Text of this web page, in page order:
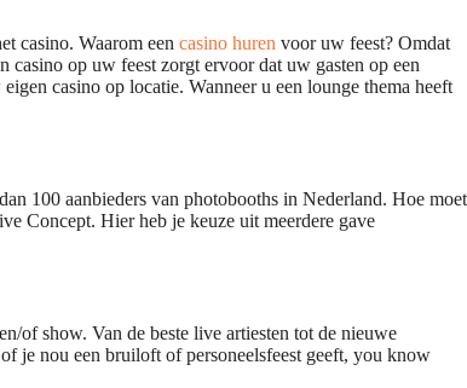
casino. Waarom een casino huren voor uw feest? Omdat
op uw feest zorgt ervoor dat uw gasten op een
casino op locatie. Wanneer u een lounge thema heeft
100 aanbieders van photobooths in Nederland. Hoe moet
Concept. Hier heb je keuze uit meerdere gave
of show. Van de beste live artiesten tot de nieuwe
je nou een bruiloft of personeelsfeest geeft, you know